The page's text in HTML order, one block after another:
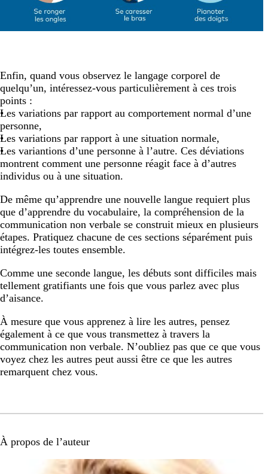
Enfin, quand vous observez le langage corporel de
quelqu’un, intéressez-vous particulièrement à ces trois
points :
Les variations par rapport au comportement normal d’une
personne,
Les variations par rapport à une situation normale,
Les variantions d’une personne à l’autre. Ces déviations
montrent comment une personne réagit face à d’autres
individus ou à une situation.
De même qu’apprendre une nouvelle langue requiert plus
que d’apprendre du vocabulaire, la compréhension de la
communication non verbale se construit mieux en plusieurs
étapes. Pratiquez chacune de ces sections séparément puis
intégrez-les toutes ensemble.
Comme une seconde langue, les débuts sont difficiles mais
tellement gratifiants une fois que vous parlez avec plus
d’aisance.
À mesure que vous apprenez à lire les autres, pensez
également à ce que vous transmettez à travers la
communication non verbale. N’oubliez pas que ce que vous
voyez chez les autres peut aussi être ce que les autres
remarquent chez vous.
À propos de l’auteur